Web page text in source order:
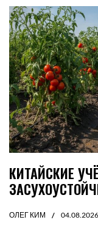
КИТАЙСКИЕ
ОЛЕГ КИМ 04.08.2026